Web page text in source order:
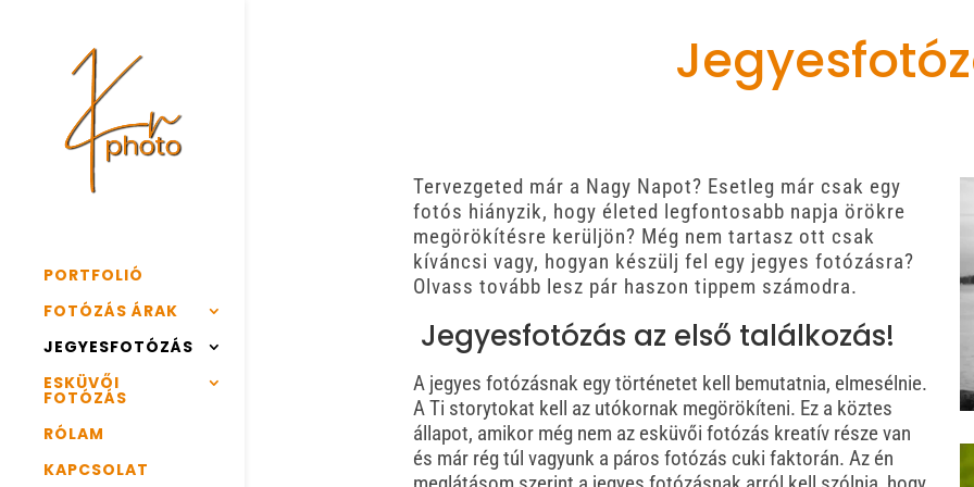
PORTFOLIÓ
FOTÓZÁS ÁRAK
JEGYESFOTÓZÁS
ESKÜVŐI
FOTÓZÁS
RÓLAM
KAPCSOLAT
Tervezgeted már a Nagy Napot? Esetleg már csak egy
fotós hiányzik, hogy életed legfontosabb napja örökre
megörökítésre kerüljön? Még nem tartasz ott csak
kíváncsi vagy, hogyan készülj fel egy jegyes fotózásra?
Olvass tovább lesz pár haszon tippem számodra.
Jegyesfotózás az első találkozás!
A jegyes fotózásnak egy történetet kell bemutatnia, elmesélnie.
A Ti storytokat kell az utókornak megörökíteni. Ez a köztes
állapot, amikor még nem az esküvői fotózás kreatív része van
és már rég túl vagyunk a páros fotózás cuki faktorán. Az én